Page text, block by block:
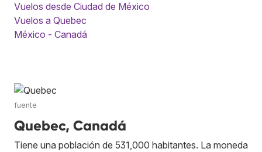
Vuelos desde Ciudad de México
Vuelos a Quebec
México - Canadá
fuente
Quebec, Canadá
Tiene una población de 531,000 habitantes. La moneda